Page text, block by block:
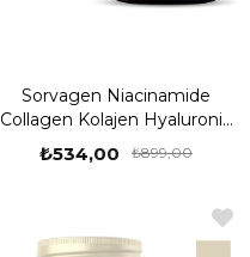
Sorvagen Niacinamide
Collagen Kolajen Hyaluronic
Acid 60 Tablet
₺534,00 ₺899,00